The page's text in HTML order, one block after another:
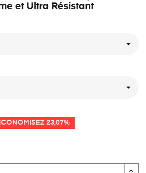
et Ultra Résistant
23,07%